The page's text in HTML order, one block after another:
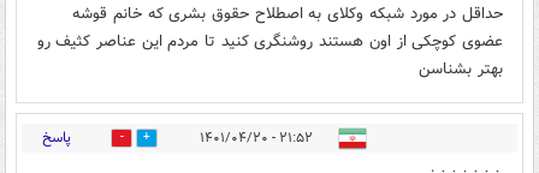
حداقل در مورد شبکه وکلای به اصطلاح حقوق بشری که خانم قوشه
عضوی کوچکی از اون هستند روشنگری کنید تا مردم این عناصر کثیف رو
بهتر بشناسن
۲۱:۵۲ - ۱۴۰۱/۰۴/۲۰ 2 پاسخ